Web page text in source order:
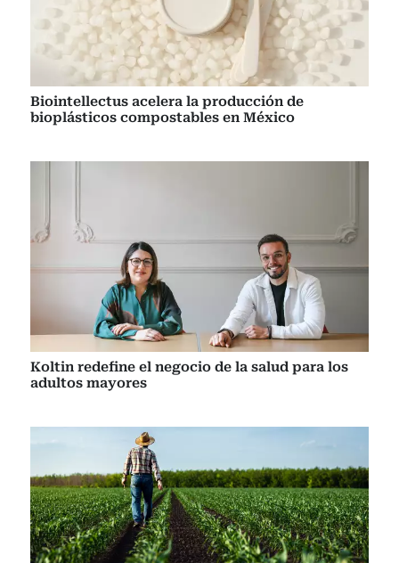
Biointellectus acelera la producción de
bioplásticos compostables en México
Koltin redefine el negocio de la salud para los
adultos mayores